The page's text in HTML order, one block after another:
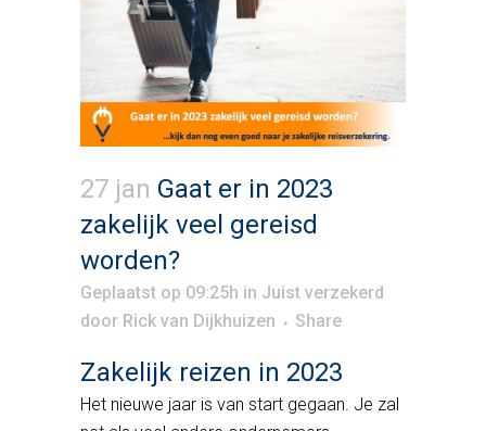
27 jan Gaat er in 2023
zakelijk veel gereisd
worden?
Geplaatst op 09:25h in Juist verzekerd
door Rick van Dijkhuizen Share
Zakelijk reizen in 2023
Het nieuwe jaar is van start gegaan. Je zal